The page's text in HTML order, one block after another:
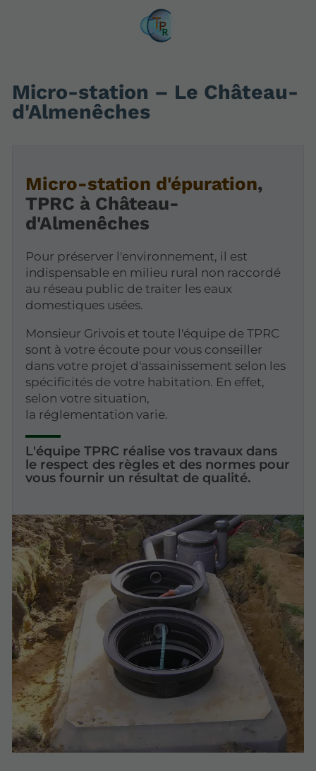
Micro-station – Le Château-
d'Almenêches
Micro-station d'épuration,
TPRC à Château-
d'Almenêches
Pour préserver l'environnement, il est
indispensable en milieu rural non raccordé
au réseau public de traiter les eaux
domestiques usées.
Monsieur Grivois et toute l'équipe de TPRC
sont à votre écoute pour vous conseiller
dans votre projet d'assainissement selon les
spécificités de votre habitation. En effet,
selon votre situation,
la réglementation varie.
L'équipe TPRC réalise vos travaux dans
le respect des règles et des normes pour
vous fournir un résultat de qualité.